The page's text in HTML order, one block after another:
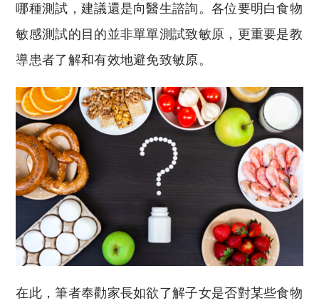
哪種測試，建議還是向醫生諮詢。各位要明白食物
敏感測試的目的並非單單測試致敏原，更重要是教
導患者了解和有效地避免致敏原。
在此，筆者奉勸家長如欲了解子女是否對某些食物